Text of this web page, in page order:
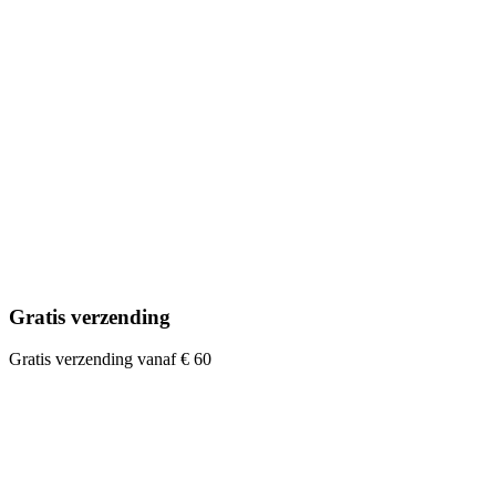
Gratis verzending
Gratis verzending vanaf € 60